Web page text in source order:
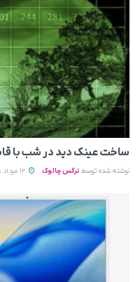
ساخت عینک دید در شب با
نوشته شده توسط نرگس چالوک